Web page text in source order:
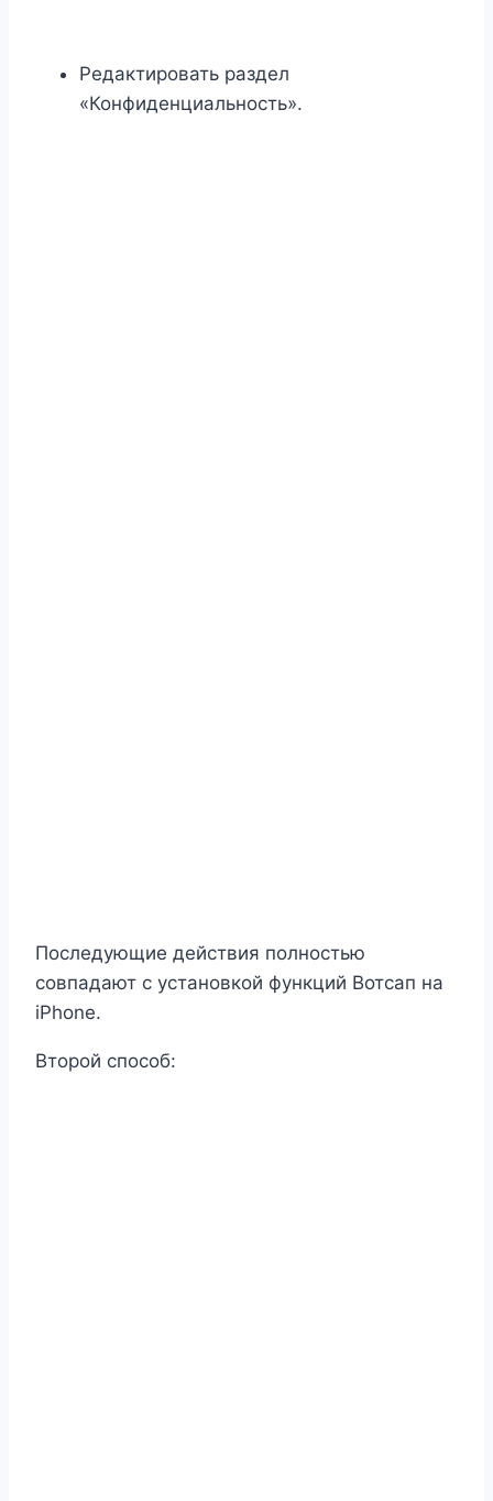
Редактировать раздел
«Конфиденциальность».
Последующие действия полностью
совпадают с установкой функций Вотсап на
iPhone.
Второй способ: